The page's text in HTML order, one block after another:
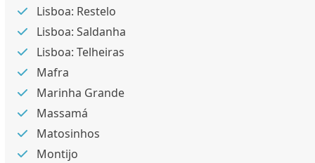
Lisboa: Restelo
Lisboa: Saldanha
Lisboa: Telheiras
Mafra
Marinha Grande
Massamá
Matosinhos
Montijo